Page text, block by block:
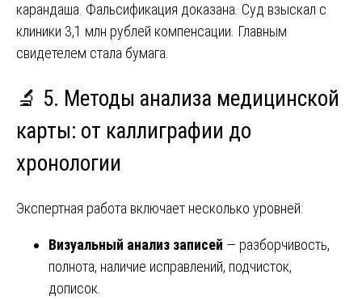
карандаша. Фальсификация доказана. Суд взыскал с
клиники 3,1 млн рублей компенсации. Главным
свидетелем стала бумага.
🔬 5. Методы анализа медицинской
карты: от каллиграфии до
хронологии
Экспертная работа включает несколько уровней:
Визуальный анализ записей — разборчивость,
полнота, наличие исправлений, подчисток,
дописок.